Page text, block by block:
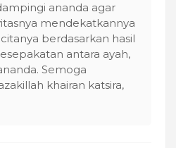
ananda agar
mendekatkannya
berdasarkan hasil
antara ayah,
Semoga
khairan katsira,